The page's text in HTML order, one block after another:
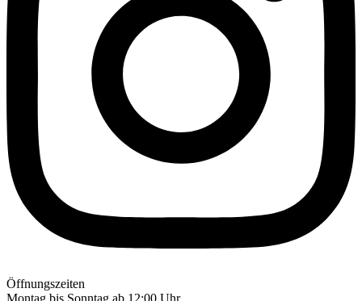
Öffnungszeiten
Montag bis Sonntag ab 12:00 Uhr